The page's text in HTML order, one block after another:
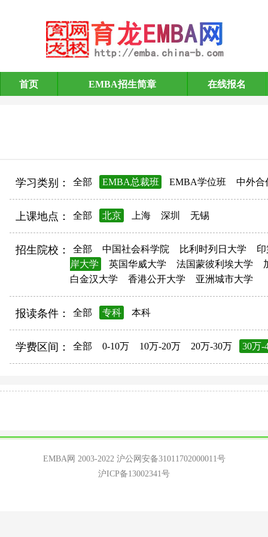
EMBA招生简章
首页 EMBA招生简章 在线报名
学习类别： 全部 EMBA总裁班 EMBA学位班 中外合
上课地点： 全部 北京 上海 深圳 无锡
招生院校： 全部 中国社会科学院 比利时列日大学
岸大学
英国华威大学 法国蒙彼利埃大学
白金汉大学
香港公开大学 亚洲城市大学
报读条件： 全部 专科 本科
学费区间： 全部 0-10万 10万-20万 20万-30万 30万-
EMBA网 2003-2022 沪公网安备31011702000011号
沪ICP备13002341号